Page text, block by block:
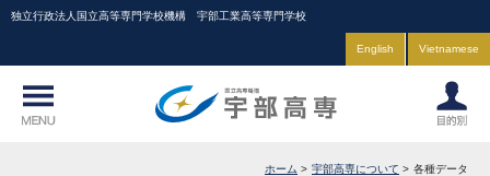
独立行政法人国立高等専門学校機構 宇部工業高等専門学校
English Vietnamese
ホーム 宇部高専について 各種データ